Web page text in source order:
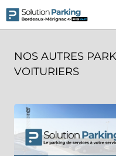
Passer
le
NOS AUTRES
VOITURIERS